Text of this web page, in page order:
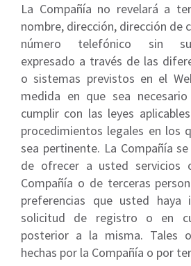
La Compañía no revelará a
nombre, dirección, dirección de
número telefónico sin su
expresado a través de las
o sistemas previstos en el
medida en que sea
cumplir con las leyes
procedimientos legales en los
sea pertinente. La Compañía
de ofrecer a usted servicios
Compañía o de terceras
preferencias que usted haya
solicitud de registro o en
posterior a la misma. Tales
hechas por la Compañía o por